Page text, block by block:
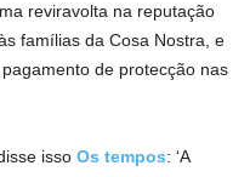
reviravolta na reputação
famílias da Cosa Nostra, e
de protecção nas
isso Os tempos: ‘A